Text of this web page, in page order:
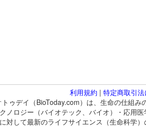
利用規約 | 特定商取引
ゥデイ（BioToday.com）は、生命の仕組
ノロジー（バイオテック、バイオ）・応用
して最新のライフサイエンス（生命科学）